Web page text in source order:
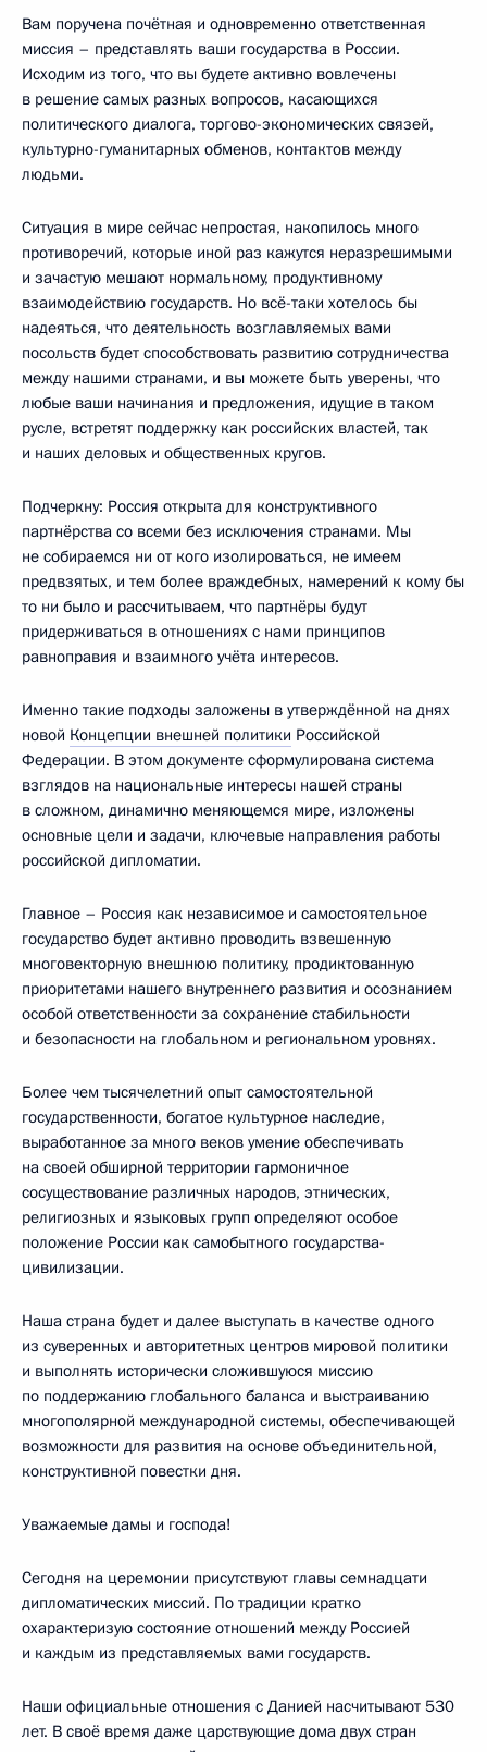
Вам поручена почётная и одновременно ответственная
миссия – представлять ваши государства в России.
Исходим из того, что вы будете активно вовлечены
в решение самых разных вопросов, касающихся
политического диалога, торгово-экономических связей,
культурно-гуманитарных обменов, контактов между
людьми.
Ситуация в мире сейчас непростая, накопилось много
противоречий, которые иной раз кажутся неразрешимыми
и зачастую мешают нормальному, продуктивному
взаимодействию государств. Но всё-таки хотелось бы
надеяться, что деятельность возглавляемых вами
посольств будет способствовать развитию сотрудничества
между нашими странами, и вы можете быть уверены, что
любые ваши начинания и предложения, идущие в таком
русле, встретят поддержку как российских властей, так
и наших деловых и общественных кругов.
Подчеркну: Россия открыта для конструктивного
партнёрства со всеми без исключения странами. Мы
не собираемся ни от кого изолироваться, не имеем
предвзятых, и тем более враждебных, намерений к кому бы
то ни было и рассчитываем, что партнёры будут
придерживаться в отношениях с нами принципов
равноправия и взаимного учёта интересов.
Именно такие подходы заложены в утверждённой на днях
новой Концепции внешней политики Российской
Федерации. В этом документе сформулирована система
взглядов на национальные интересы нашей страны
в сложном, динамично меняющемся мире, изложены
основные цели и задачи, ключевые направления работы
российской дипломатии.
Главное – Россия как независимое и самостоятельное
государство будет активно проводить взвешенную
многовекторную внешнюю политику, продиктованную
приоритетами нашего внутреннего развития и осознанием
особой ответственности за сохранение стабильности
и безопасности на глобальном и региональном уровнях.
Более чем тысячелетний опыт самостоятельной
государственности, богатое культурное наследие,
выработанное за много веков умение обеспечивать
на своей обширной территории гармоничное
сосуществование различных народов, этнических,
религиозных и языковых групп определяют особое
положение России как самобытного государства-
цивилизации.
Наша страна будет и далее выступать в качестве одного
из суверенных и авторитетных центров мировой политики
и выполнять исторически сложившуюся миссию
по поддержанию глобального баланса и выстраиванию
многополярной международной системы, обеспечивающей
возможности для развития на основе объединительной,
конструктивной повестки дня.
Уважаемые дамы и господа!
Сегодня на церемонии присутствуют главы семнадцати
дипломатических миссий. По традиции кратко
охарактеризую состояние отношений между Россией
и каждым из представляемых вами государств.
Наши официальные отношения с Данией насчитывают 530
лет. В своё время даже царствующие дома двух стран